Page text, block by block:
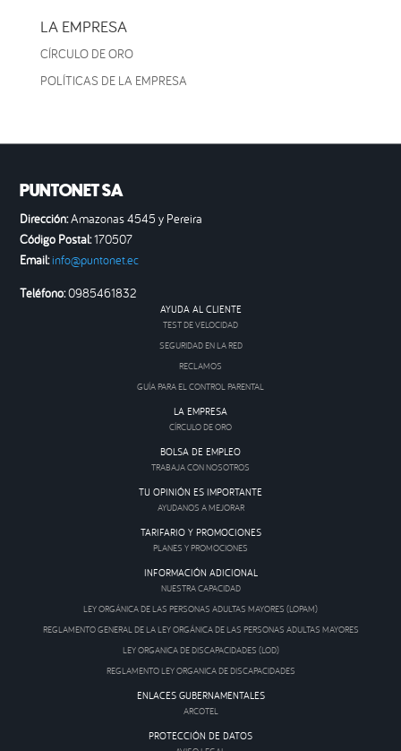
LA EMPRESA
CÍRCULO DE ORO
POLÍTICAS DE LA EMPRESA
PUNTONET SA
Dirección:Amazonas 4545 y Pereira
Código Postal:170507
Email:info@puntonet.ec
Teléfono:0985461832
AYUDA AL CLIENTE
TEST DE VELOCIDAD
SEGURIDAD EN LA RED
RECLAMOS
GUÍA PARA EL CONTROL PARENTAL
LA EMPRESA
CÍRCULO DE ORO
BOLSA DE EMPLEO
TRABAJA CON NOSOTROS
TU OPINIÓN ES IMPORTANTE
AYUDANOS A MEJORAR
TARIFARIO Y PROMOCIONES
PLANES Y PROMOCIONES
INFORMACIÓN ADICIONAL
NUESTRA CAPACIDAD
LEY ORGÁNICA DE LAS PERSONAS ADULTAS MAYORES (LOPAM)
REGLAMENTO GENERAL DE LA LEY ORGÁNICA DE LAS PERSONAS ADULTAS MAYORES
LEY ORGANICA DE DISCAPACIDADES (LOD)
REGLAMENTO LEY ORGANICA DE DISCAPACIDADES
ENLACES GUBERNAMENTALES
ARCOTEL
PROTECCIÓN DE DATOS